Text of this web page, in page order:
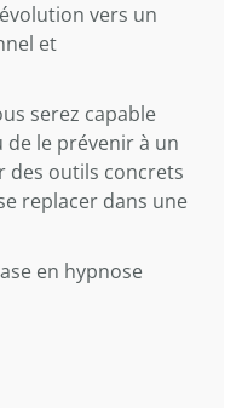
vers un
et
serez capable
le prévenir à un
des outils concrets
replacer dans une
en hypnose